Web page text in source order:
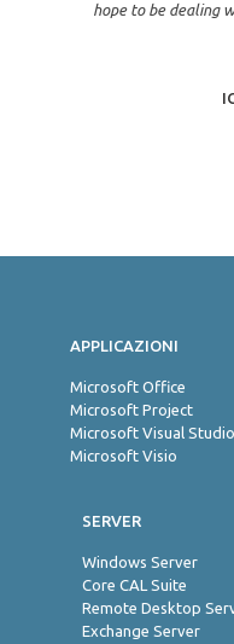
hope to be dealing
APPLICAZIONI
Microsoft Office
Microsoft Project
Microsoft Visual Studio
Microsoft Visio
SERVER
Windows Server
Core CAL Suite
Remote Desktop
Exchange Server